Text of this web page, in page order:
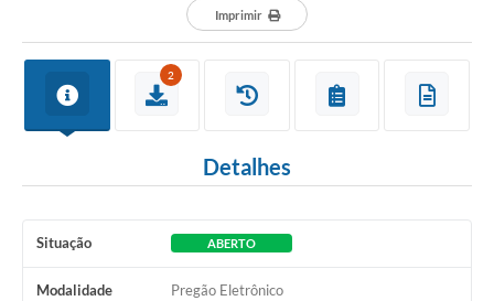
Imprimir
2
Detalhes
Situação ABERTO
Modalidade Pregão Eletrônico